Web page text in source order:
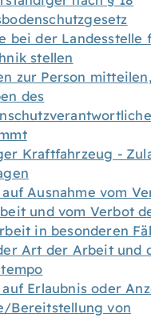
bei der Landesstelle
stellen
zur Person
des
Kraftfahrzeug -
Ausnahme vom
und vom Verbot
in besonderen
Art der Arbeit und
Erlaubnis oder
Bereitstellung von